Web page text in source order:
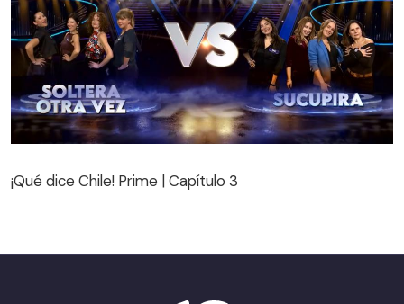
¡Qué dice Chile! Prime | Capítulo 3